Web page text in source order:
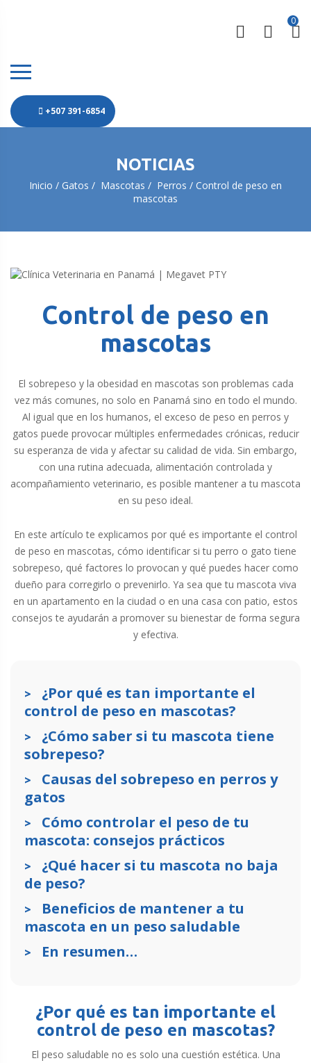
0
+507 391-6854
NOTICIAS
Inicio Gatos Mascotas Perros
Control de peso en
mascotas
Control de peso en
mascotas
El sobrepeso y la obesidad en mascotas son problemas cada
vez más comunes, no solo en Panamá sino en todo el mundo.
Al igual que en los humanos, el exceso de peso en perros y
gatos puede provocar múltiples enfermedades crónicas, reducir
su esperanza de vida y afectar su calidad de vida. Sin embargo,
con una rutina adecuada, alimentación controlada y
acompañamiento veterinario, es posible mantener a tu mascota
en su peso ideal.
En este artículo te explicamos por qué es importante el control
de peso en mascotas, cómo identificar si tu perro o gato tiene
sobrepeso, qué factores lo provocan y qué puedes hacer como
dueño para corregirlo o prevenirlo. Ya sea que tu mascota viva
en un apartamento en la ciudad o en una casa con patio, estos
consejos te ayudarán a promover su bienestar de forma segura
y efectiva.
¿Por qué es tan importante el
control de peso en mascotas?
¿Cómo saber si tu mascota tiene
sobrepeso?
Causas del sobrepeso en perros y
gatos
Cómo controlar el peso de tu
mascota: consejos prácticos
¿Qué hacer si tu mascota no baja
de peso?
Beneficios de mantener a tu
mascota en un peso saludable
En resumen…
¿Por qué es tan importante el
control de peso en mascotas?
El peso saludable no es solo una cuestión estética. Una